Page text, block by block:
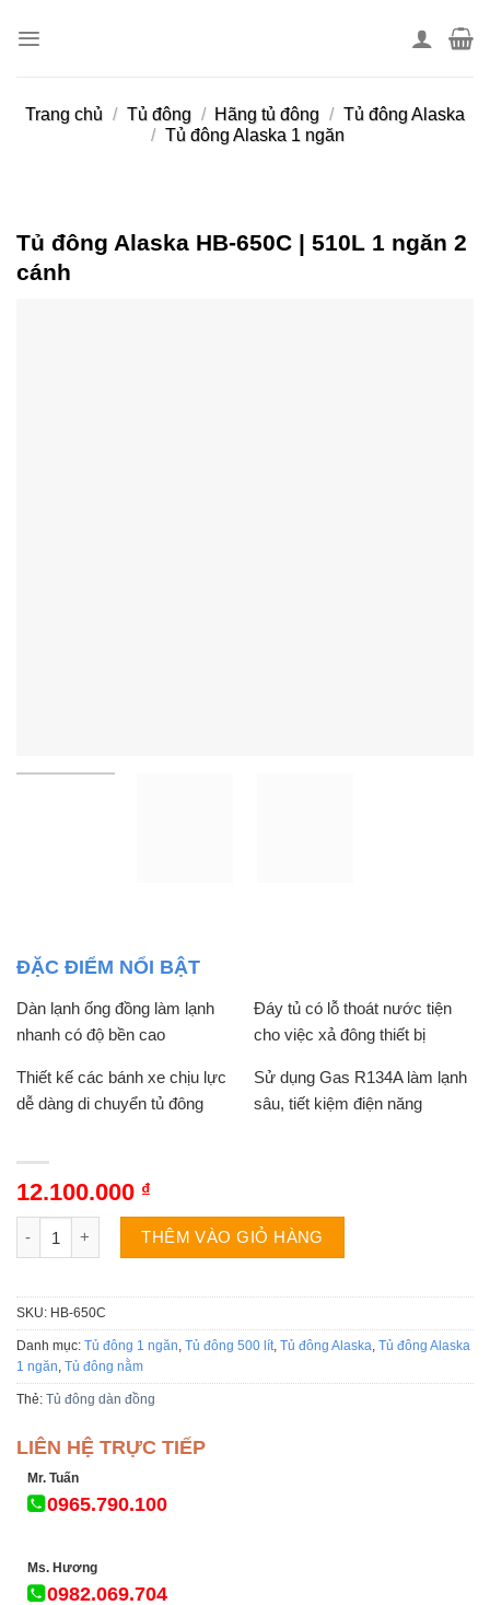
Trang chủ / Tủ đông / Hãng tủ đông / Tủ đông Alaska
/ Tủ đông Alaska 1 ngăn
Tủ đông Alaska HB-650C | 510L 1 ngăn 2
cánh
ĐẶC ĐIỂM NỔI BẬT
Dàn lạnh ống đồng làm lạnh
nhanh có độ bền cao
Đáy tủ có lỗ thoát nước tiện
cho việc xả đông thiết bị
Thiết kế các bánh xe chịu lực
dễ dàng di chuyển tủ đông
Sử dụng Gas R134A làm lạnh
sâu, tiết kiệm điện năng
12.100.000 ₫
Tủ đông Alaska HB-650C | 510L 1 ngăn 2 cánh số lượng
THÊM VÀO GIỎ HÀNG
SKU: HB-650C
Danh mục: Tủ đông 1 ngăn Tủ đông 500 lít Tủ đông Alaska Tủ đông Alaska
1 ngăn Tủ đông nằm
Thẻ: Tủ đông dàn đồng
LIÊN HỆ TRỰC TIẾP
Mr. Tuấn
0965.790.100
Ms. Hương
0982.069.704